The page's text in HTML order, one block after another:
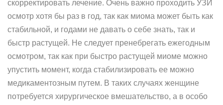
скорректировать лечение. Очень важно проходить УЗИ
осмотр хотя бы раз в год, так как миома может быть как
стабильной, и годами не давать о себе знать, так и
быстр растущей. Не следует пренебрегать ежегодным
осмотром, так как при быстро растущей миоме можно
упустить момент, когда стабилизировать ее можно
медикаментозным путем. В таких случаях женщине
потребуется хирургическое вмешательство, а в особо